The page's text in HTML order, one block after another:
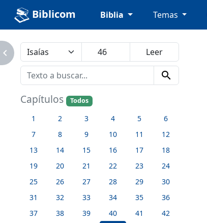
Biblicom Biblia Temas
search
Capítulos Todos
1 2 3 4 5
6
7
8 9 10 11
12
13
14 15 16 17
18
19
20 21 22 23
24
25
26 27 28 29
30
31
32 33 34 35
36
37
38 39 40 41
42